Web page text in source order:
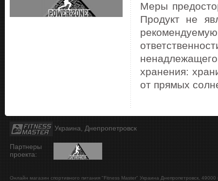
Меры
Продукт не
хранения:
от прямых
Украина, Днепропетровск
Партнеры
проекта:
Онлайн магазин спортивного питания "Fitness Master" Украина Днепропетровск 49000